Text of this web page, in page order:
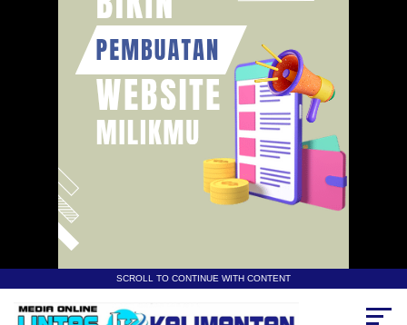
SCROLL TO CONTINUE WITH CONTENT